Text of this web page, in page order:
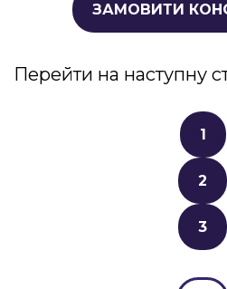
ЗАМОВИТИ
Перейти на наступну
1
2
3